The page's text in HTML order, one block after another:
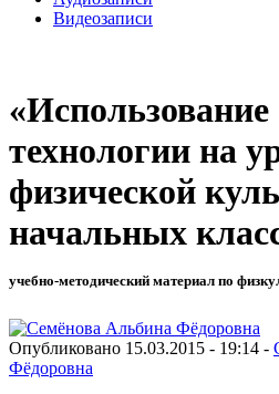
Видеозаписи
«Использование
технологии на
физической
начальных
учебно-методический материал по
Опубликовано 15.03.2015 - 19:14 -
Фёдоровна